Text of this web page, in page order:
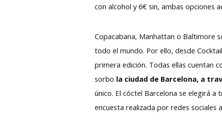
con alcohol y 6€ sin, ambas opciones
Copacabana, Manhattan o Baltimore
todo el mundo. Por ello, desde
primera edición. Todas ellas cuentan
sorbo la ciudad de Barcelona, a
único. El cóctel Barcelona se elegirá
encuesta realizada por redes sociales